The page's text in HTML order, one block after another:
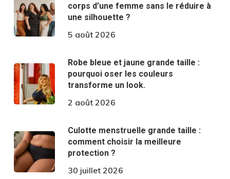
corps d’une femme sans le réduire à
une silhouette ?
5 août 2026
Robe bleue et jaune grande taille :
pourquoi oser les couleurs
transforme un look.
2 août 2026
Culotte menstruelle grande taille :
comment choisir la meilleure
protection ?
30 juillet 2026